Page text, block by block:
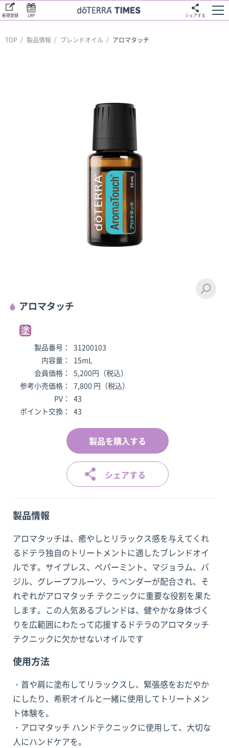
LRP
新規登録 シェアする
TOP 製品情報 ブレンドオイル アロマタッチ
アロマタッチ
製品番号：
31200103
内容量：
15mL
会員価格：
5,200円（税込）
参考小売価格：
7,800 円（税込）
PV：
43
ポイント交換：
43
製品を購入する
シェアする
製品情報
アロマタッチは、癒やしとリラックス感を与えてくれ
るドテラ独自のトリートメントに適したブレンドオイ
ルです。サイプレス、ペパーミント、マジョラム、バ
ジル、グレープフルーツ、ラベンダーが配合され、そ
れぞれがアロマタッチ テクニックに重要な役割を果た
します。この人気あるブレンドは、健やかな身体づく
りを広範囲にわたって応援するドテラのアロマタッチ
テクニックに欠かせないオイルです
使用方法
・首や肩に塗布してリラックスし、緊張感をおだやか
にしたり、希釈オイルと一緒に使用してトリートメン
ト体験を。
・アロマタッチ ハンドテクニックに使用して、大切な
人にハンドケアを。